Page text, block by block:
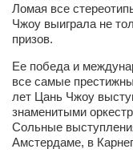
Барды
Игорь
Ольга
Оксана
Ломая все
Чжоу выиграла не
призов.
Ее победа и
все самые
лет Цань Чжоу
знаменитыми
Сольные
Амстердаме, в